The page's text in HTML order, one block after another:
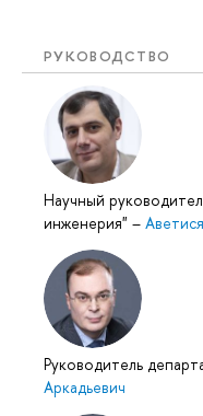
РУКОВОДСТВО
Научный
инженерия" –
Руководитель
Аркадьевич